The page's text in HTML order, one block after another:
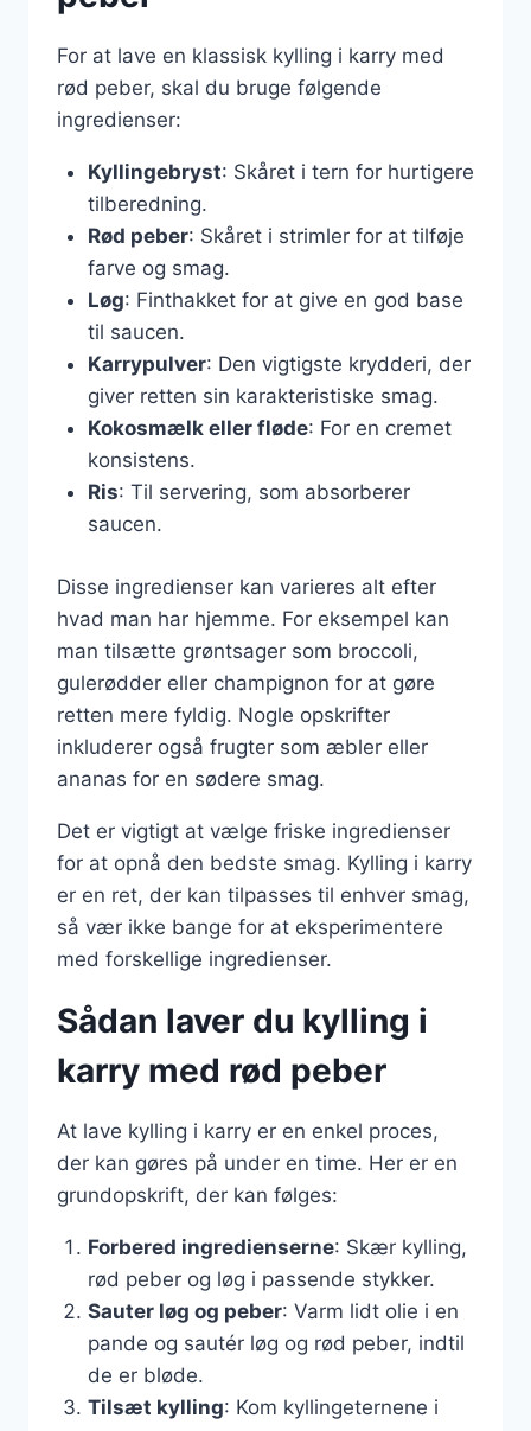
For at lave en klassisk kylling i karry med
rød peber, skal du bruge følgende
ingredienser:
Kyllingebryst: Skåret i tern for hurtigere
tilberedning.
Rød peber: Skåret i strimler for at tilføje
farve og smag.
Løg: Finthakket for at give en god base
til saucen.
Karrypulver: Den vigtigste krydderi, der
giver retten sin karakteristiske smag.
Kokosmælk eller fløde: For en cremet
konsistens.
Ris: Til servering, som absorberer
saucen.
Disse ingredienser kan varieres alt efter
hvad man har hjemme. For eksempel kan
man tilsætte grøntsager som broccoli,
gulerødder eller champignon for at gøre
retten mere fyldig. Nogle opskrifter
inkluderer også frugter som æbler eller
ananas for en sødere smag.
Det er vigtigt at vælge friske ingredienser
for at opnå den bedste smag. Kylling i karry
er en ret, der kan tilpasses til enhver smag,
så vær ikke bange for at eksperimentere
med forskellige ingredienser.
Sådan laver du kylling i
karry med rød peber
At lave kylling i karry er en enkel proces,
der kan gøres på under en time. Her er en
grundopskrift, der kan følges:
Forbered ingredienserne: Skær kylling,
rød peber og løg i passende stykker.
Sauter løg og peber: Varm lidt olie i en
pande og sautér løg og rød peber, indtil
de er bløde.
Tilsæt kylling: Kom kyllingeternene i